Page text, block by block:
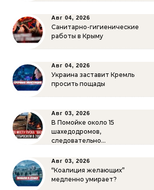
Авг 04, 2026
Санитарно-гигиенические
работы в Крыму
Авг 04, 2026
Украина заставит Кремль
просить пощады
Авг 03, 2026
В Помойке около 15
шахедодромов,
следовательно…
Авг 03, 2026
“Коалиция желающих”
медленно умирает?